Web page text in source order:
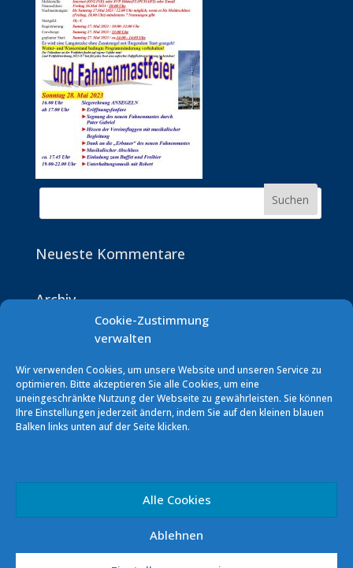
Cookie-Zustimmung
verwalten
Wir verwenden Cookies, um unsere Website und unseren Service zu
optimieren. Bitte akzeptieren Sie alle Cookies, um eine
uneingeschränkte Nutzung der Webseite zu gewährleisten. Sie können
Ihre Einstellungen jederzeit ändern, indem Sie auf den kleinen blauen
Balken links unten auf der Seite klicken.
Alle Cookies
Ablehnen
Neueste Kommentare
Archiv
Kategorien
Keine Kategorien
Segelverein Podersdorf (SVP)
7141 Podersdorf/See Südhafen
E-Mail: info [at] sv-podersdorf.at
Vereinskonto: ERSTE BANK